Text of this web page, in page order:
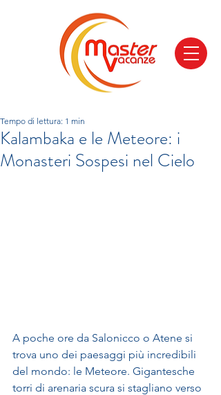
Kalambaka e le Meteore: i
Monasteri Sospesi nel Cielo
Tempo di lettura: 1 min
A poche ore da Salonicco o Atene si
trova uno dei paesaggi più incredibili
del mondo: le Meteore. Gigantesche
torri di arenaria scura si stagliano verso